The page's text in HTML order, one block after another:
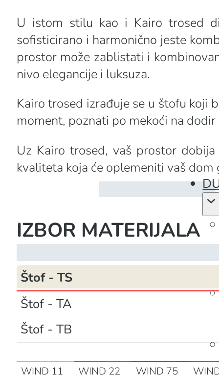
U istom stilu kao i Kairo trosed
sofisticirano i harmonično jeste
prostor može zablistati i
Kairo trosed izrađuje se u štofu koji
Uz Kairo trosed, vaš prostor
kvaliteta koja će oplemeniti vaš
IZBOR MATERIJALA
Štof - TS
Štof - TA
Štof - TB